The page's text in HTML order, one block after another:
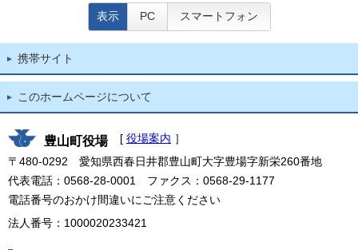
表示 PC スマートフォン
携帯サイト
このホームページについて
豊山町役場 [ 役場案内 ］
〒480-0292 愛知県西春日井郡豊山町大字豊場字新栄260番地
代表電話：0568-28-0001 ファクス：0568-29-1177
電話番号のおかけ間違いにご注意ください
法人番号：1000020233421